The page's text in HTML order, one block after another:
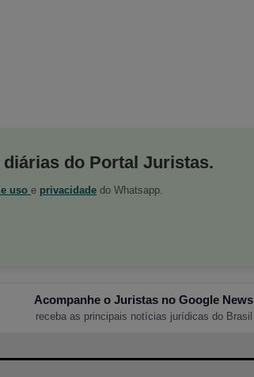
do Portal Juristas.
uso e privacidade do Whatsapp.
Acompanhe o Juristas no Google News
receba as principais notícias jurídicas do Brasil